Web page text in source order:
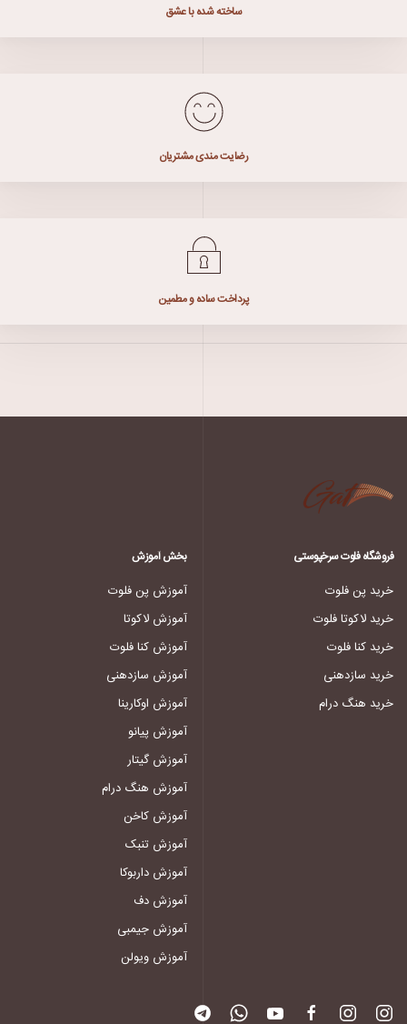
ساخته شده با عشق
رضایت مندی مشتریان
پرداخت ساده و مطمین
فروشگاه فلوت سرخپوستی
خرید پن فلوت
خرید لاکوتا فلوت
خرید کنا فلوت
خرید سازدهنی
خرید هنگ درام
بخش آموزش
آموزش پن فلوت
آموزش لاکوتا
آموزش کنا فلوت
آموزش سازدهنی
آموزش اوکارینا
آموزش پیانو
آموزش گیتار
آموزش هنگ درام
آموزش کاخن
آموزش تنبک
آموزش داربوکا
آموزش دف
آموزش جیمبی
آموزش ویولن